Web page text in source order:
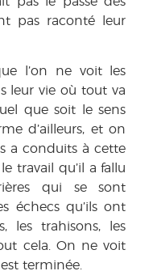
pas raconté leur
l’on ne voit les
leur vie où tout va
que soit le sens
d’ailleurs, et on
a conduits à cette
travail qu’il a fallu
qui se sont
échecs qu’ils ont
les trahisons, les
cela. On ne voit
terminée.